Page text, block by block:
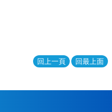
回上一頁 回最上面